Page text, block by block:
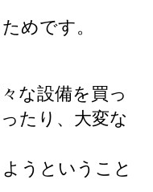
めです。
な設備を買っ
たり、大変な
うということ